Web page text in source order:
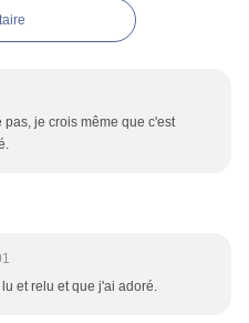
je crois même que c'est
et relu et que j'ai adoré.